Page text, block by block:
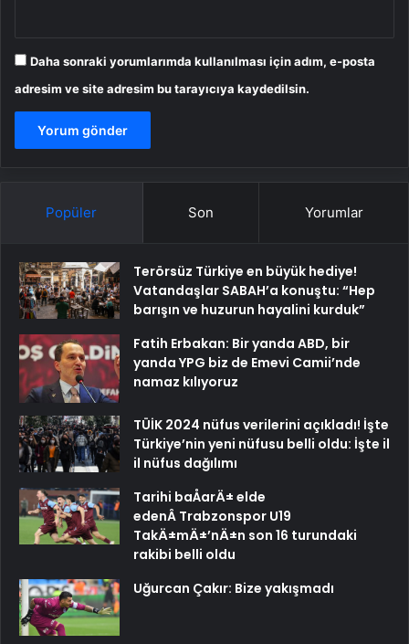
Daha sonraki yorumlarımda kullanılması için adım, e-posta
adresim ve site adresim bu tarayıcıya kaydedilsin.
Popüler Son Yorumlar
Terörsüz Türkiye en büyük hediye!
Vatandaşlar SABAH’a konuştu: “Hep
barışın ve huzurun hayalini kurduk”
Fatih Erbakan: Bir yanda ABD, bir
yanda YPG biz de Emevi Camii’nde
namaz kılıyoruz
TÜİK 2024 nüfus verilerini açıkladı! İşte
Türkiye’nin yeni nüfusu belli oldu: İşte il
il nüfus dağılımı
Tarihi baÅarÄ± elde
edenÂ Trabzonspor U19
TakÄ±mÄ±’nÄ±n son 16 turundaki
rakibi belli oldu
Uğurcan Çakır: Bize yakışmadı